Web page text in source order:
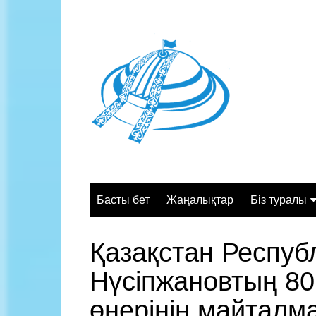
Басты бет Жаңалықтар Біз туралы
Құрылымы
Қызмет
Жұмыс
Қазақстан
Нүсіпжановтың